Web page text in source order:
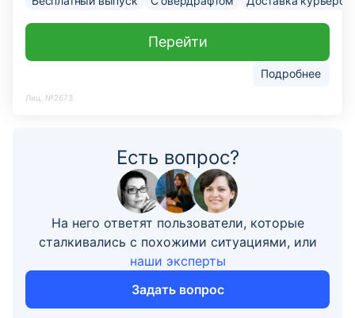
Подробнее
Перейти
Лиц. №2673
Есть вопрос?
На него ответят пользователи, которые
сталкивались с похожими ситуациями, или
наши эксперты
Задать вопрос